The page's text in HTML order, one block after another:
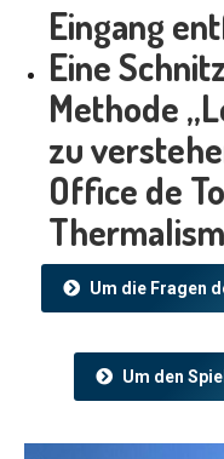
Eingang
Eine
Methode
zu
Office de
Um die Fragen
Um den